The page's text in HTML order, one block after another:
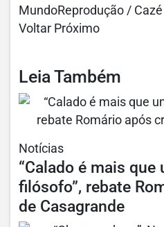
MundoReprodução /
Voltar Próximo
Leia Também
Notícias
“Calado é mais que
filósofo”, rebate
de Casagrande